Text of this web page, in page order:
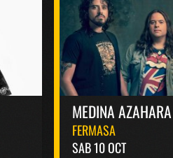
MEDINA AZAHARA
FERMASA
SAB 10 OCT